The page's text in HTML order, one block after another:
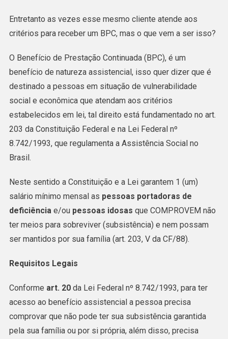
Prestação
(BPC)?
E
Quem
Tem
Direito?
Entretanto as vezes esse mesmo cliente atende aos
critérios para receber um BPC, mas o que vem a ser isso?
O Benefício de Prestação Continuada (BPC), é um
benefício de natureza assistencial, isso quer dizer que é
destinado a pessoas em situação de vulnerabilidade
social e econômica que atendam aos critérios
estabelecidos em lei, tal direito está fundamentado no art.
203 da Constituição Federal e na Lei Federal nº
8.742/1993, que regulamenta a Assistência Social no
Brasil.
Neste sentido a Constituição e a Lei garantem 1 (um)
salário mínimo mensal as pessoas portadoras de
deficiência e/ou pessoas idosas que COMPROVEM não
ter meios para sobreviver (subsistência) e nem possam
ser mantidos por sua família (art. 203, V da CF/88).
Requisitos Legais
Conforme art. 20da Lei Federal nº 8.742/1993, para ter
acesso ao benefício assistencial a pessoa precisa
comprovar que não pode ter sua subsistência garantida
pela sua família ou por si própria, além disso, precisa